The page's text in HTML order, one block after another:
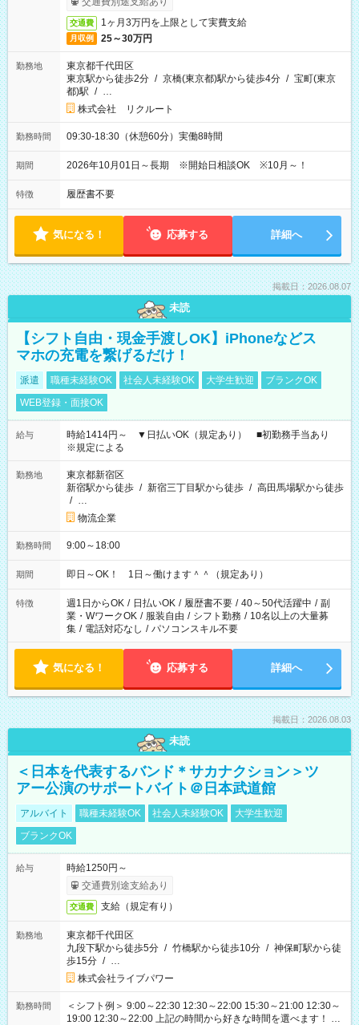
交通費 1ヶ月3万円を上限として実費支給
月収例 25～30万円
勤務地
東京都千代田区
東京駅から徒歩2分 / 京橋(東京都)駅から徒歩4分 / 宝町(東京
都)駅 / …
株式会社 リクルート
勤務時間 09:30-18:30（休憩60分）実働8時間
期間 2026年10月01日～長期 ※開始日相談OK ※10月～！
特徴 履歴書不要
気になる！ 応募する 詳細へ
掲載日：2026.08.07
未読
【シフト自由・現金手渡しOK】iPhoneなどス
マホの充電を繋げるだけ！
派遣 職種未経験OK 社会人未経験OK 大学生歓迎
ブランクOK
WEB登録・面接OK
給与
時給1414円～ ▼日払いOK（規定あり） ■初勤務手当あり
※規定による
勤務地
東京都新宿区
新宿駅から徒歩 / 新宿三丁目駅から徒歩 / 高田馬場駅から徒歩
/ …
物流企業
勤務時間 9:00～18:00
期間 即日～OK！ 1日～働けます＾＾（規定あり）
特徴 週1日からOK / 日払いOK / 履歴書不要 / 40～50代活躍中 / 副
業・WワークOK / 服装自由 / シフト勤務 / 10名以上の大量募
集 / 電話対応なし / パソコンスキル不要
気になる！ 応募する 詳細へ
掲載日：2026.08.03
未読
＜日本を代表するバンド＊サカナクション＞ツ
アー公演のサポートバイト＠日本武道館
アルバイト 職種未経験OK 社会人未経験OK
大学生歓迎
ブランクOK
給与
時給1250円～
交通費別途支給あり
交通費 支給（規定有り）
勤務地
東京都千代田区
九段下駅から徒歩5分 / 竹橋駅から徒歩10分 / 神保町駅から徒
歩15分 / …
株式会社ライブパワー
勤務時間
＜シフト例＞ 9:00～22:30 12:30～22:00 15:30～21:00 12:30～
19:00 12:30～22:00 上記の時間から好きな時間を選べます！ ※